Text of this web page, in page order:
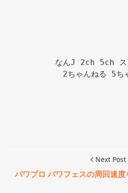
なんJ 2ch 5ch ス
2ちゃんねる 5ち
Next Post
パワプロ パワフェスの周回速